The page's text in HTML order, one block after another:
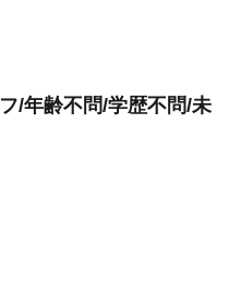
/年齢不問/学歴不問/未